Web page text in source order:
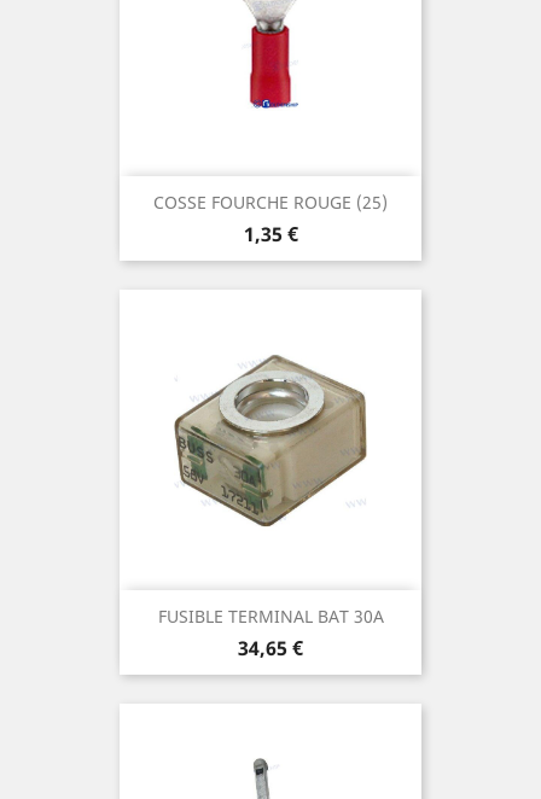
COSSE FOURCHE ROUGE (25)
Prix
1,35 €
FUSIBLE TERMINAL BAT 30A
Prix
34,65 €